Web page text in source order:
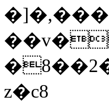
z�c8